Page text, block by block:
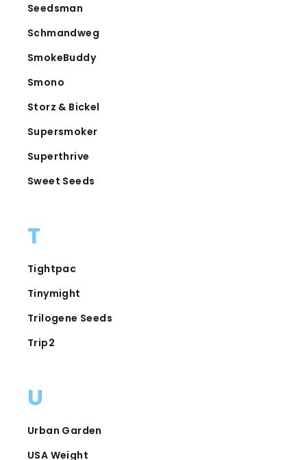
Seedsman
Schmandweg
SmokeBuddy
Smono
Storz & Bickel
Supersmoker
Superthrive
Sweet Seeds
T
Tightpac
Tinymight
Trilogene Seeds
Trip2
U
Urban Garden
USA Weight